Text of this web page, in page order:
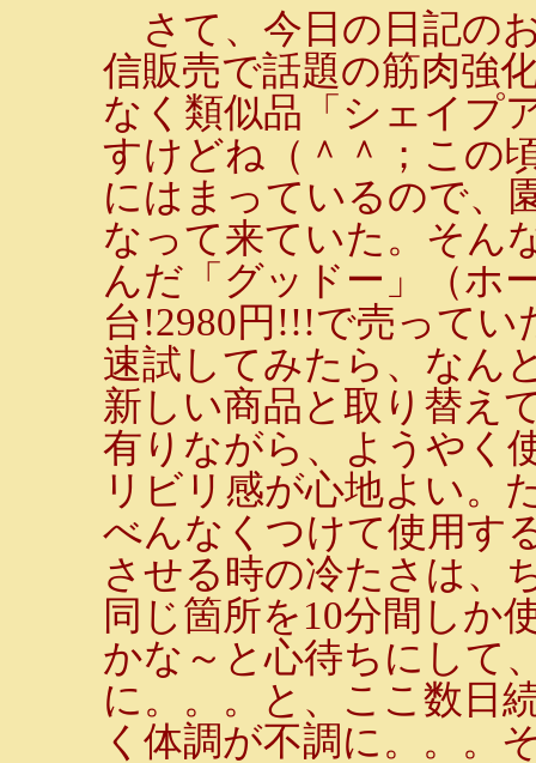
さて、今日の日記の
信販売で話題の筋肉強
なく類似品「シェイプ
すけどね（＾＾；この
にはまっているので、
なって来ていた。そん
んだ「グッドー」（ホ
台!2980円!!!で売ってい
速試してみたら、なん
新しい商品と取り替え
有りながら、ようやく
リビリ感が心地よい。
べんなくつけて使用す
させる時の冷たさは、
同じ箇所を10分間しか
かな～と心待ちにして
に。。。と、ここ数日
く体調が不調に。。。